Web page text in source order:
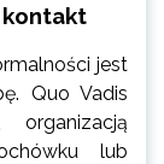
kontakt
jest
Quo Vadis
organizacją
lub